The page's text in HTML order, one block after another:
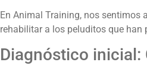
En Animal Training, nos sentimos
rehabilitar a los peluditos que han
Diagnóstico inicial: